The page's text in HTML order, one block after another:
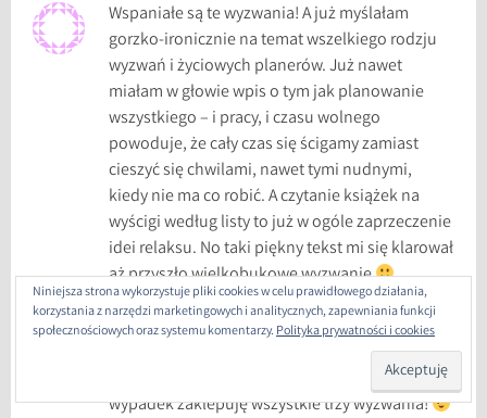
r
o
r
o
w
e
,
W
y
z
w
a
n
k
Wspaniałe są te wyzwania! A już myślałam
gorzko-ironicznie na temat wszelkiego rodzju
wyzwań i życiowych planerów. Już nawet
miałam w głowie wpis o tym jak planowanie
wszystkiego – i pracy, i czasu wolnego
powoduje, że cały czas się ścigamy zamiast
cieszyć się chwilami, nawet tymi nudnymi,
kiedy nie ma co robić. A czytanie książek na
wyścigi według listy to już w ogóle zaprzeczenie
idei relaksu. No taki piękny tekst mi się klarował
aż przyszło wielkobukowe wyzwanie
Kategorie są świetne i bardzo inspirujące, a do
tego oprawione w piękne grafiki. No nie, ja w
jeszcze nie wiem,
które kategorie wybiorę, więc na wszelki
wypadek zaklepuję wszystkie trzy wyzwania!
Niniejsza strona wykorzystuje pliki cookies w celu prawidłowego działania,
korzystania z narzędzi marketingowych i analitycznych, zapewniania funkcji
społecznościowych oraz systemu komentarzy.Polityka prywatności i cookies